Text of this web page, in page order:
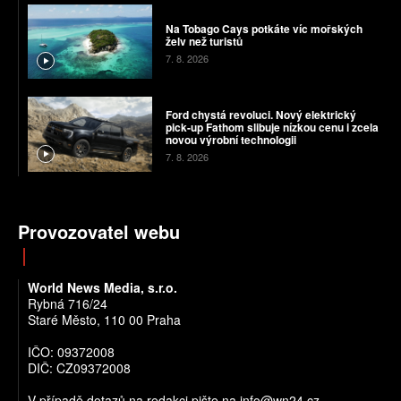
Na Tobago Cays potkáte víc mořských
želv než turistů
7. 8. 2026
Ford chystá revoluci. Nový elektrický
pick-up Fathom slibuje nízkou cenu i zcela
novou výrobní technologii
7. 8. 2026
Provozovatel webu
World News Media, s.r.o.
Rybná 716/24
Staré Město, 110 00 Praha
IČO: 09372008
DIČ: CZ09372008